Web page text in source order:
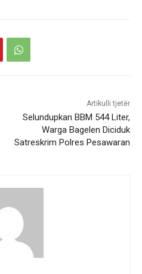
Artikulli tjetër
Selundupkan BBM 544 Liter,
Warga Bagelen Diciduk
Satreskrim Polres Pesawaran